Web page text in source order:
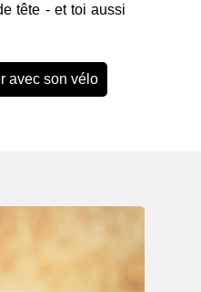
tête - et toi aussi
avec son vélo